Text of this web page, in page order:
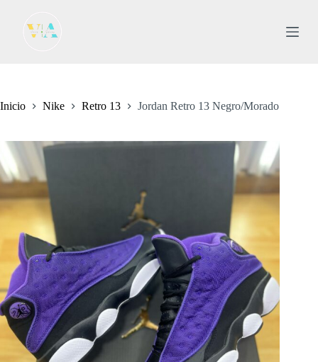
l
n
e
n
d
Inicio Nike Retro 13 Jordan Retro 13 Negro/Morado